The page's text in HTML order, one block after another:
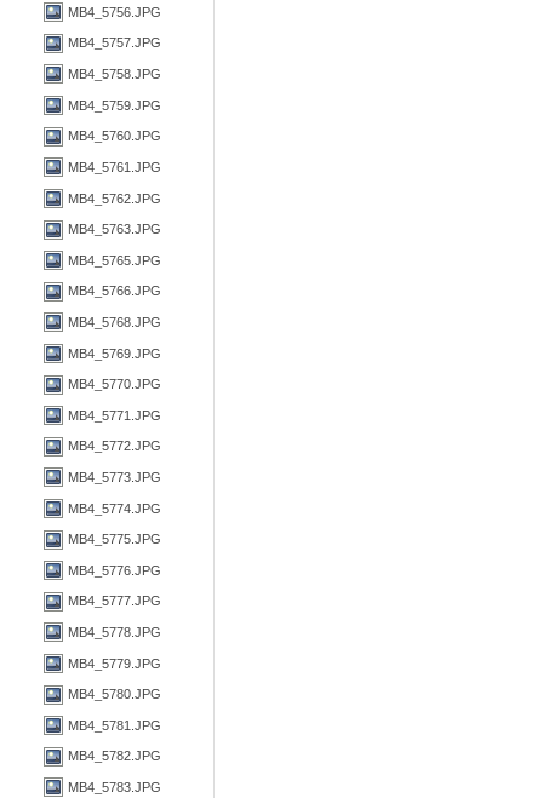
MB4_5756.JPG
MB4_5757.JPG
MB4_5758.JPG
MB4_5759.JPG
MB4_5760.JPG
MB4_5761.JPG
MB4_5762.JPG
MB4_5763.JPG
MB4_5765.JPG
MB4_5766.JPG
MB4_5768.JPG
MB4_5769.JPG
MB4_5770.JPG
MB4_5771.JPG
MB4_5772.JPG
MB4_5773.JPG
MB4_5774.JPG
MB4_5775.JPG
MB4_5776.JPG
MB4_5777.JPG
MB4_5778.JPG
MB4_5779.JPG
MB4_5780.JPG
MB4_5781.JPG
MB4_5782.JPG
MB4_5783.JPG